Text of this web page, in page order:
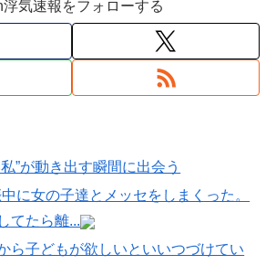
浮気速報をフォローする
”が動き出す瞬間に出会う
に女の子達とメッセをしまくった。
てたら離...
ら子どもが欲しいといいつづけてい